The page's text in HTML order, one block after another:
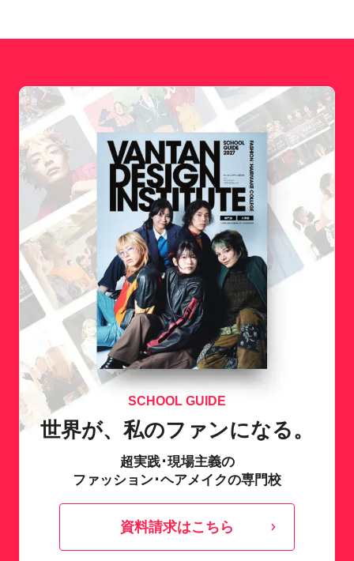
SCHOOL GUIDE
世界が、私のファンになる。
超実践･現場主義の
ファッション･ヘアメイクの専門校
資料請求はこちら